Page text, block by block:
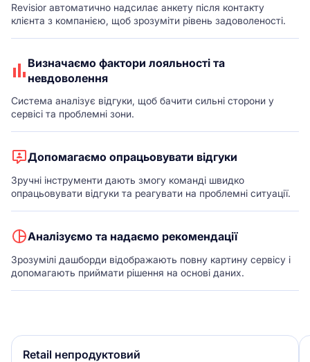
Revisior автоматично надсилає анкету після контакту
клієнта з компанією, щоб зрозуміти рівень задоволеності.
Визначаємо фактори лояльності та
невдоволення
Система аналізує відгуки, щоб бачити сильні сторони у
сервісі та проблемні зони.
Допомагаємо опрацьовувати відгуки
Зручні інструменти дають змогу команді швидко
опрацьовувати відгуки та реагувати на проблемні ситуації.
Аналізуємо та надаємо рекомендації
Зрозумілі дашборди відображають повну картину сервісу і
допомагають приймати рішення на основі даних.
Retail непродуктовий